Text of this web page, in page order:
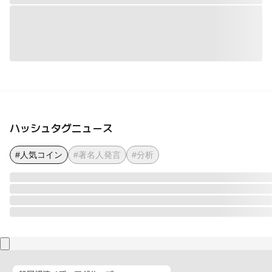
ハッシュタグニュース
#人気コイン #著名人発言 #分析